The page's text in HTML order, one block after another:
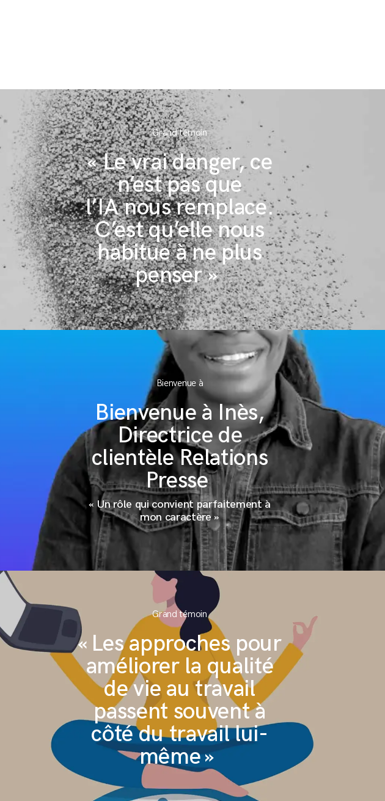
S'inscrire à la newsletter
de
Grand témoin
« Le vrai danger, ce
n’est pas que
l’IA nous remplace.
C’est qu’elle nous
habitue à ne plus
penser »
Bienvenue à
Bienvenue à Inès,
Directrice de
clientèle Relations
Presse
« Un rôle qui convient parfaitement à
mon caractère »
Grand témoin
« Les approches pour
améliorer la qualité
de vie au travail
passent souvent à
côté du travail lui-
même »